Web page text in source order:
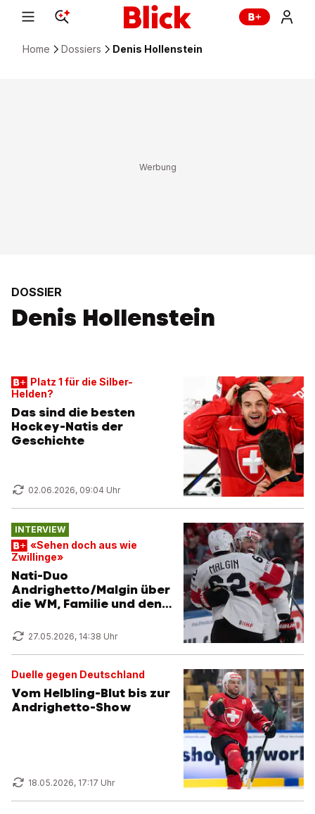
Home Dossiers Denis Hollenstein
DOSSIER
Denis Hollenstein
Platz 1 für die Silber-
Helden?
Das sind die besten
Hockey-Natis der
Geschichte
02.06.2026, 09:04 Uhr
INTERVIEW
«Sehen doch aus wie
Zwillinge»
Nati-Duo
Andrighetto/Malgin über
die WM, Familie und den
27.05.2026, 14:38 Uhr
Duelle gegen Deutschland
Vom Helbling-Blut bis zur
Andrighetto-Show
18.05.2026, 17:17 Uhr